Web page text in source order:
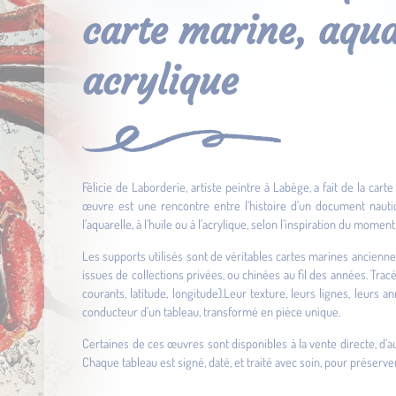
carte marine,
acrylique
Félicie de Laborderie, artiste peintre à Labège, a fait de la
œuvre est une rencontre entre l’histoire d’un document
l’aquarelle, à l’huile ou à l’acrylique, selon l’inspiration du
Les supports utilisés sont de véritables cartes marines
issues de collections privées, ou chinées au fil des années.
courants, latitude, longitude).Leur texture, leurs lignes, leurs
conducteur d’un tableau, transformé en pièce unique.
Certaines de ces œuvres sont disponibles à la vente directe,
Chaque tableau est signé, daté, et traité avec soin, pour